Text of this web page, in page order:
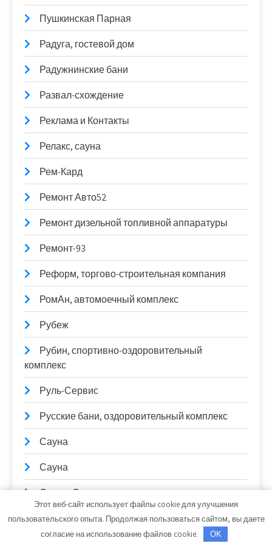
Пушкинская Парная
Радуга, гостевой дом
Радужнинские бани
Развал-схождение
Реклама и Контакты
Релакс, сауна
Рем-Кард
Ремонт Авто52
Ремонт дизельной топливной аппаратуры
Ремонт-93
Реформ, торгово-строительная компания
РомАн, автомоечный комплекс
Рубеж
Рубин, спортивно-оздоровительный
комплекс
Руль-Сервис
Русские бани, оздоровительный комплекс
Сауна
Сауна
Сауна, Сауна
Сауна, Сауна
Этот веб-сайт использует файлы cookie для улучшения
пользовательского опыта. Продолжая пользоваться сайтом, вы даете
согласие на использование файлов cookie.
OK